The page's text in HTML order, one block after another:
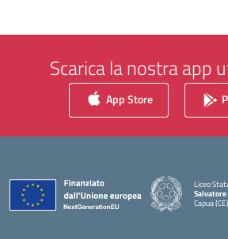
Scarica la nostra app
App Store
Liceo
Capua (CE)
— Visita